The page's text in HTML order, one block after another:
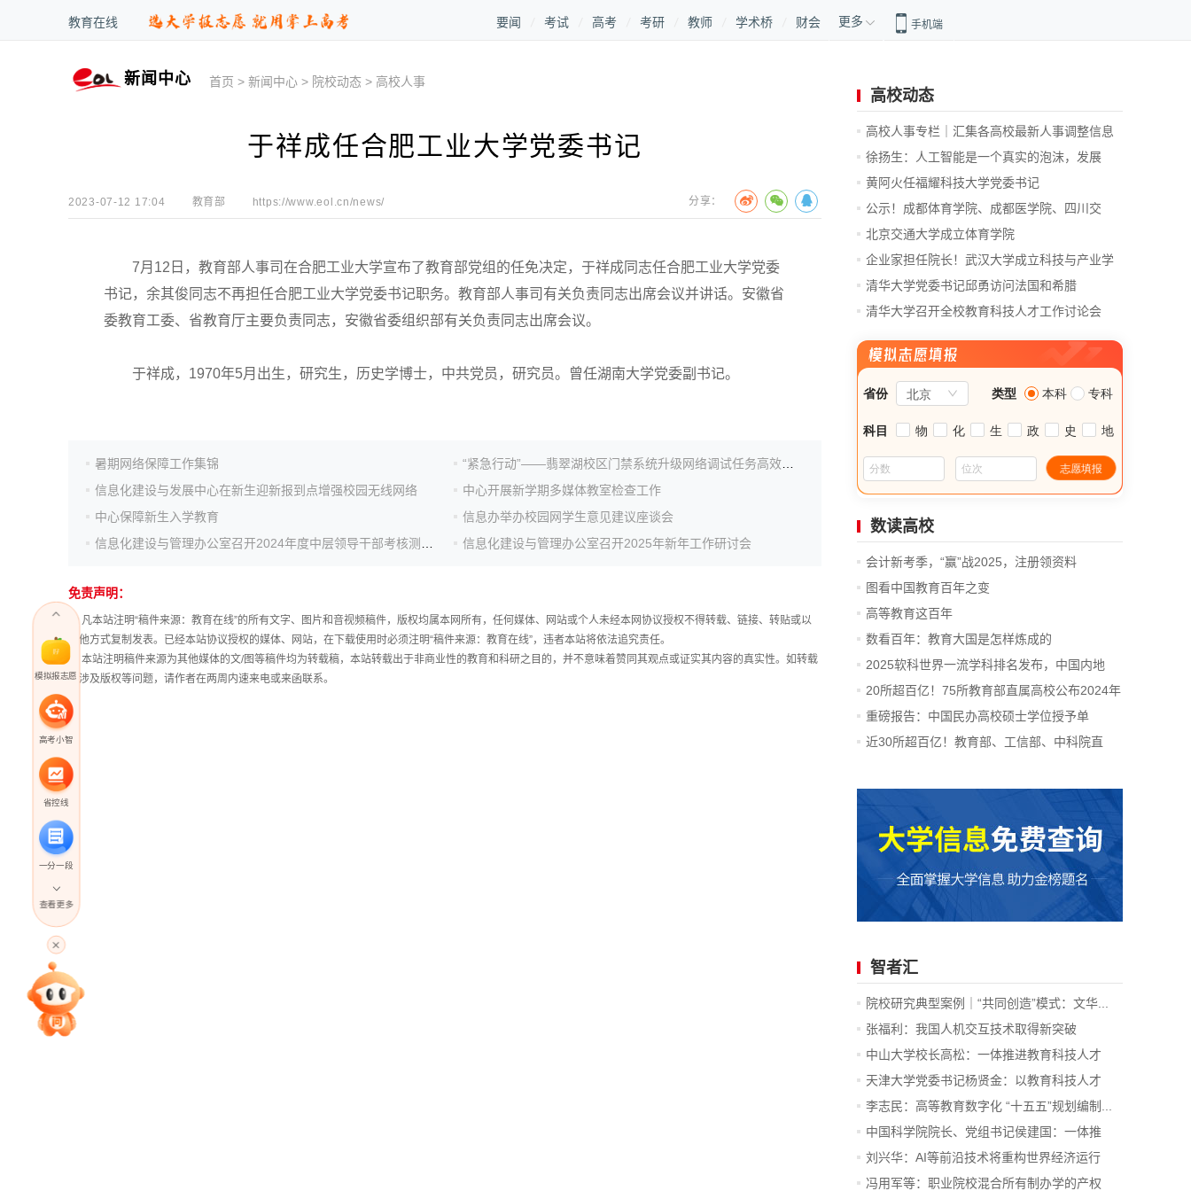
教育在线 要闻 考试 高考 考研 教师 学术桥 财会 更多 手机端
新闻中心 首页 >新闻中心 > 院校动态 > 高校人事
于祥成任合肥工业大学党委书记
2023-07-12 17:04 教育部 https://www.eol.cn/news/ 分享：
7月12日，教育部人事司在合肥工业大学宣布了教育部党组的任免决定，于祥成同志任合肥工业大学党委
书记，余其俊同志不再担任合肥工业大学党委书记职务。教育部人事司有关负责同志出席会议并讲话。安徽省
委教育工委、省教育厅主要负责同志，安徽省委组织部有关负责同志出席会议。
于祥成，1970年5月出生，研究生，历史学博士，中共党员，研究员。曾任湖南大学党委副书记。
暑期网络保障工作集锦
信息化建设与发展中心在新生迎新报到点增强校园无线网络
中心开展新学期多媒体教室检查工作
中心保障新生入学教育
信息办举办校园网学生意见建议座谈会
信息化建设与管理办公室召开2025年新年工作研讨会
免责声明：
① 凡本站注明“稿件来源：教育在线”的所有文字、图片和音视频稿件，版权均属本网所有，任何媒体、网站或个人未经本网协议授权不得转载、链接、转贴或以
其他方式复制发表。已经本站协议授权的媒体、网站，在下载使用时必须注明“稿件来源：教育在线”，违者本站将依法追究责任。
② 本站注明稿件来源为其他媒体的文/图等稿件均为转载稿，本站转载出于非商业性的教育和科研之目的，并不意味着赞同其观点或证实其内容的真实性。如转载
稿涉及版权等问题，请作者在两周内速来电或来函联系。
高校动态
高校人事专栏｜汇集各高校最新人事调整信息
徐扬生：人工智能是一个真实的泡沫，发展
前...
黄阿火任福耀科技大学党委书记
公示！成都体育学院、成都医学院、四川交
通...
北京交通大学成立体育学院
企业家担任院长！武汉大学成立科技与产业学
院
清华大学党委书记邱勇访问法国和希腊
清华大学召开全校教育科技人才工作讨论会
模拟报志愿
高考小智
省控线
一分一段
高考直播
专家指导课
查看更多
数读高校
会计新考季，“赢”战2025，注册领资料
图看中国教育百年之变
高等教育这百年
数看百年：教育大国是怎样炼成的
2025软科世界一流学科排名发布，中国内地
14...
20所超百亿！75所教育部直属高校公布2024年
决算
重磅报告：中国民办高校硕士学位授予单
位、...
近30所超百亿！教育部、工信部、中科院直
智者汇
院校研究典型案例｜“共同创造”模式：文华...
张福利：我国人机交互技术取得新突破
中山大学校长高松：一体推进教育科技人才
发...
天津大学党委书记杨贤金：以教育科技人才
一...
李志民：高等教育数字化 “十五五”规划编制...
中国科学院院长、党组书记侯建国：一体推
进...
刘兴华：AI等前沿技术将重构世界经济运行
底...
冯用军等：职业院校混合所有制办学的产权